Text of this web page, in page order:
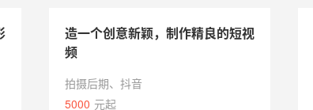
造一个创意新颖，制作精良的短视
频
拍摄后期、抖音
5000 元起